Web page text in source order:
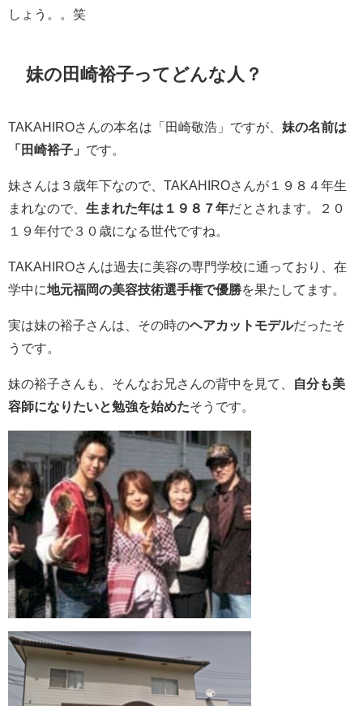
しょう。。笑
妹の田崎裕子ってどんな人？
TAKAHIROさんの本名は「田崎敬浩」ですが、 妹の名前は
「田崎裕子」 です。
妹さんは３歳年下なので、TAKAHIROさんが１９８４年生
まれなので、 生まれた年は１９８７年だとされます。２０
１９年付で３０歳になる世代ですね。
TAKAHIROさんは過去に美容の専門学校に通っており、在
学中に地元福岡の美容技術選手権で優勝を果たしてます。
実は妹の裕子さんは、その時のヘアカットモデルだったそ
うです。
妹の裕子さんも、そんなお兄さんの背中を見て、
自分も美
容師になりたいと勉強を始めたそうです。